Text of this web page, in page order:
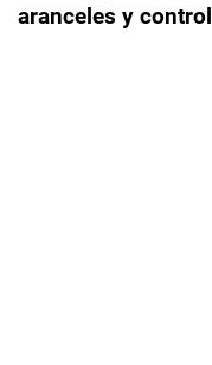
aranceles y